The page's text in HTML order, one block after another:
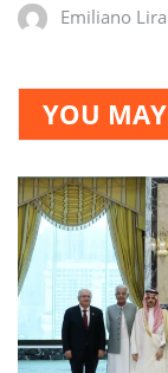
Emiliano Lira
YOU